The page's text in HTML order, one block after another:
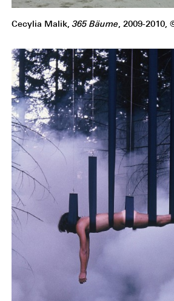
Cecylia Malik,365 Bäume, 2009-2010,